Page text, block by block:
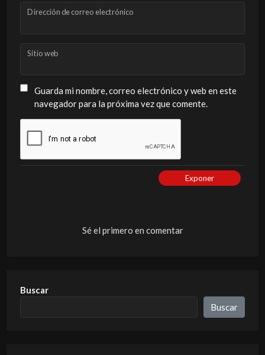
Dirección de correo electrónico
Sitio web
Guarda mi nombre, correo electrónico y web en este
navegador para la próxima vez que comente.
Exponer
Sé el primero en comentar
Buscar
Buscar